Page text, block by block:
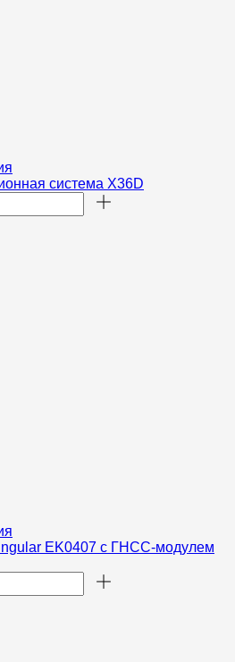
система X36D
EK0407 с ГНСС-модулем